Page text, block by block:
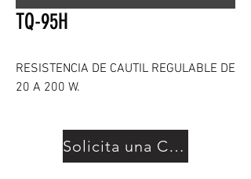
TQ-95H
RESISTENCIA DE CAUTIL REGULABLE DE
20 A 200 W.
Solicita una Cotización